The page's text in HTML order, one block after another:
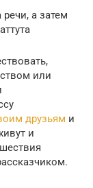
а затем
или
друзьям и
и